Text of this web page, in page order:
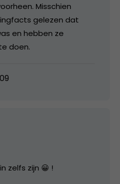
Misschien
gelezen dat
en hebben ze
doen.
zelfs zijn 😀 !